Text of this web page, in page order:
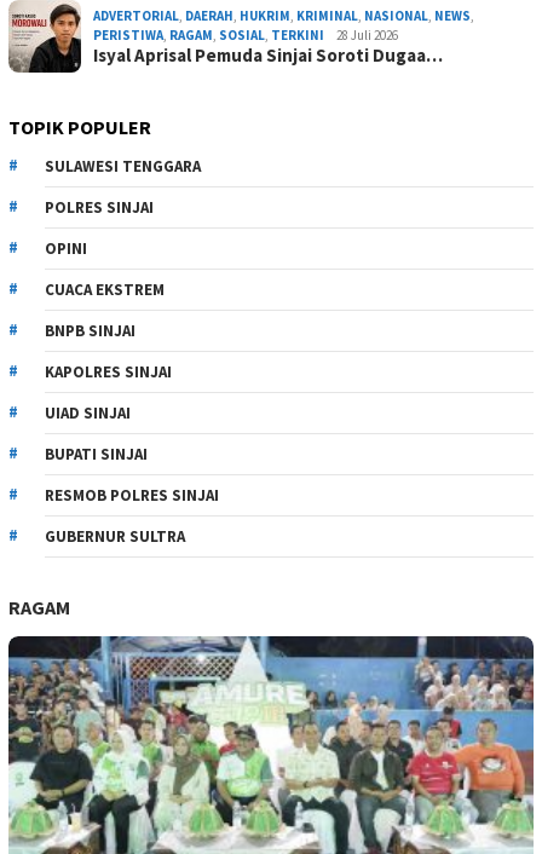
ADVERTORIAL DAERAH HUKRIM KRIMINAL NASIONAL NEWS
PERISTIWA RAGAM SOSIAL TERKINI 28 Juli 2026
Isyal Aprisal Pemuda Sinjai Soroti Dugaa…
TOPIK POPULER
SULAWESI TENGGARA
POLRES SINJAI
OPINI
CUACA EKSTREM
BNPB SINJAI
KAPOLRES SINJAI
UIAD SINJAI
BUPATI SINJAI
RESMOB POLRES SINJAI
GUBERNUR SULTRA
RAGAM